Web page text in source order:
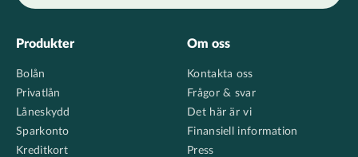
Footer
Produkter
Bolån
Privatlån
Låneskydd
Sparkonto
Kreditkort
Om oss
Kontakta oss
Frågor & svar
Det här är vi
Finansiell information
Press